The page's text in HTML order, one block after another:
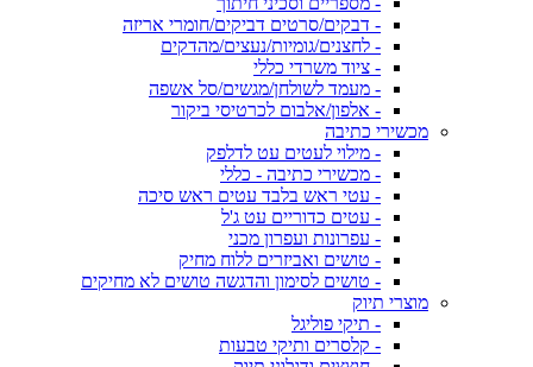
- דבקים/סרטים דביקים/חומרי אריזה
- לחצנים/גומיות/נעצים/מהדקים
- ציוד משרדי כללי
- מעמד לשולחן/מגשים/סל אשפה
- אלפון/אלבום לכרטיסי ביקור
מכשירי כתיבה
- מילוי לעטים עט לדלפק
- מכשירי כתיבה - כללי
- עטי ראש בלבד עטים ראש סיכה
- עטים כדוריים עט ג'ל
- עפרונות ועפרון מכני
- טושים ואביזרים ללוח מחיק
- טושים לסימון והדגשה טושים לא מחיקים
מוצרי תיוק
- תיקי פוליגל
- קלסרים ותיקי טבעות